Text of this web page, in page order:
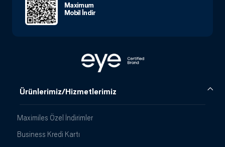
Ürünlerimiz/Hizmetlerimiz
Maximiles Özel İndirimler
Business Kredi Kartı
Maximum
Mobil İndir